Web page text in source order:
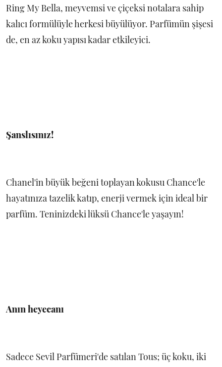
Ring My Bella, meyvemsi ve çiçeksi notalara sahip
kalıcı formülüyle herkesi büyülüyor. Parfümün şişesi
de, en az koku yapısı kadar etkileyici.
Şanslısınız!
Chanel'in büyük beğeni toplayan kokusu Chance'le
hayatınıza tazelik katıp, enerji vermek için ideal bir
parfüm. Teninizdeki lüksü Chance'le yaşayın!
Anın heyecanı
Sadece Sevil Parfümeri'de satılan Tous; üç koku, iki